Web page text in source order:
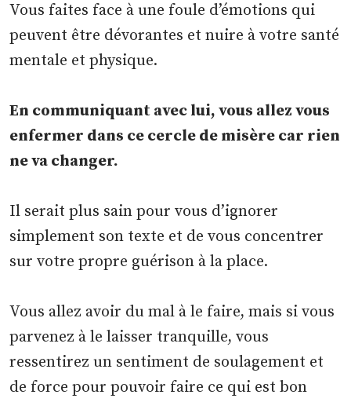
Vous faites face à une foule d’émotions qui
peuvent être dévorantes et nuire à votre santé
mentale et physique.
En communiquant avec lui, vous allez vous
enfermer dans ce cercle de misère car rien
ne va changer.
Il serait plus sain pour vous d’ignorer
simplement son texte et de vous concentrer
sur votre propre guérison à la place.
Vous allez avoir du mal à le faire, mais si vous
parvenez à le laisser tranquille, vous
ressentirez un sentiment de soulagement et
de force pour pouvoir faire ce qui est bon